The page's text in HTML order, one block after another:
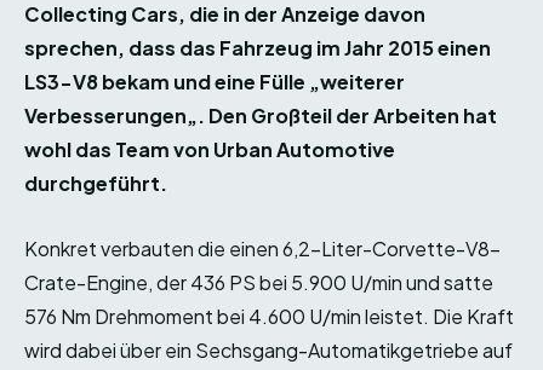
Collecting Cars, die in der Anzeige davon
sprechen, dass das Fahrzeug im Jahr 2015 einen
LS3-V8 bekam und eine Fülle „weiterer
Verbesserungen„. Den Großteil der Arbeiten hat
wohl das Team von Urban Automotive
durchgeführt.
Konkret verbauten die einen 6,2-Liter-Corvette-V8-
Crate-Engine, der 436 PS bei 5.900 U/min und satte
576 Nm Drehmoment bei 4.600 U/min leistet. Die Kraft
wird dabei über ein Sechsgang-Automatikgetriebe auf